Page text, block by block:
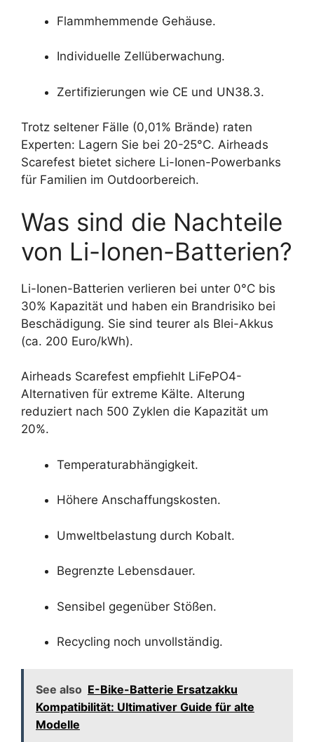
Flammhemmende Gehäuse.
Individuelle Zellüberwachung.
Zertifizierungen wie CE und UN38.3.
Trotz seltener Fälle (0,01% Brände) raten
Experten: Lagern Sie bei 20-25°C. Airheads
Scarefest bietet sichere Li-Ionen-Powerbanks
für Familien im Outdoorbereich.
Was sind die Nachteile
von Li-Ionen-Batterien?
Li-Ionen-Batterien verlieren bei unter 0°C bis
30% Kapazität und haben ein Brandrisiko bei
Beschädigung. Sie sind teurer als Blei-Akkus
(ca. 200 Euro/kWh).
Airheads Scarefest empfiehlt LiFePO4-
Alternativen für extreme Kälte. Alterung
reduziert nach 500 Zyklen die Kapazität um
20%.
Temperaturabhängigkeit.
Höhere Anschaffungskosten.
Umweltbelastung durch Kobalt.
Begrenzte Lebensdauer.
Sensibel gegenüber Stößen.
Recycling noch unvollständig.
See also E-Bike-Batterie Ersatzakku
Kompatibilität: Ultimativer Guide für alte
Modelle